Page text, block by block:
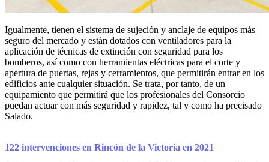
Igualmente, tienen el sistema de sujeción y anclaje de equipos más
seguro del mercado y están dotados con ventiladores para la
aplicación de técnicas de extinción con seguridad para los
bomberos, así como con herramientas eléctricas para el corte y
apertura de puertas, rejas y cerramientos, que permitirán entrar en los
edificios ante cualquier situación. Se trata, por tanto, de un
equipamiento que permitirá que los profesionales del Consorcio
puedan actuar con más seguridad y rapidez, tal y como ha precisado
Salado.
122 intervenciones en Rincón de la Victoria en 2021